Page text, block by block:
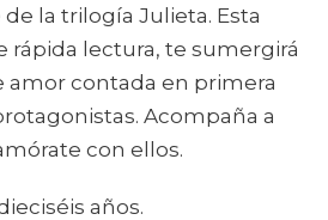
la trilogía Julieta. Esta
rápida lectura, te sumergirá
amor contada en primera
Acompaña a
con ellos.
años.